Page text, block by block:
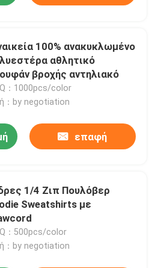
100% ανακυκλωμένο
αθλητικό
βροχής αντηλιακό
：1000pcs/color
：by negotiation
επαφή
1/4 Ζιπ Πουλόβερ
Sweatshirts με
：500pcs/color
：by negotiation